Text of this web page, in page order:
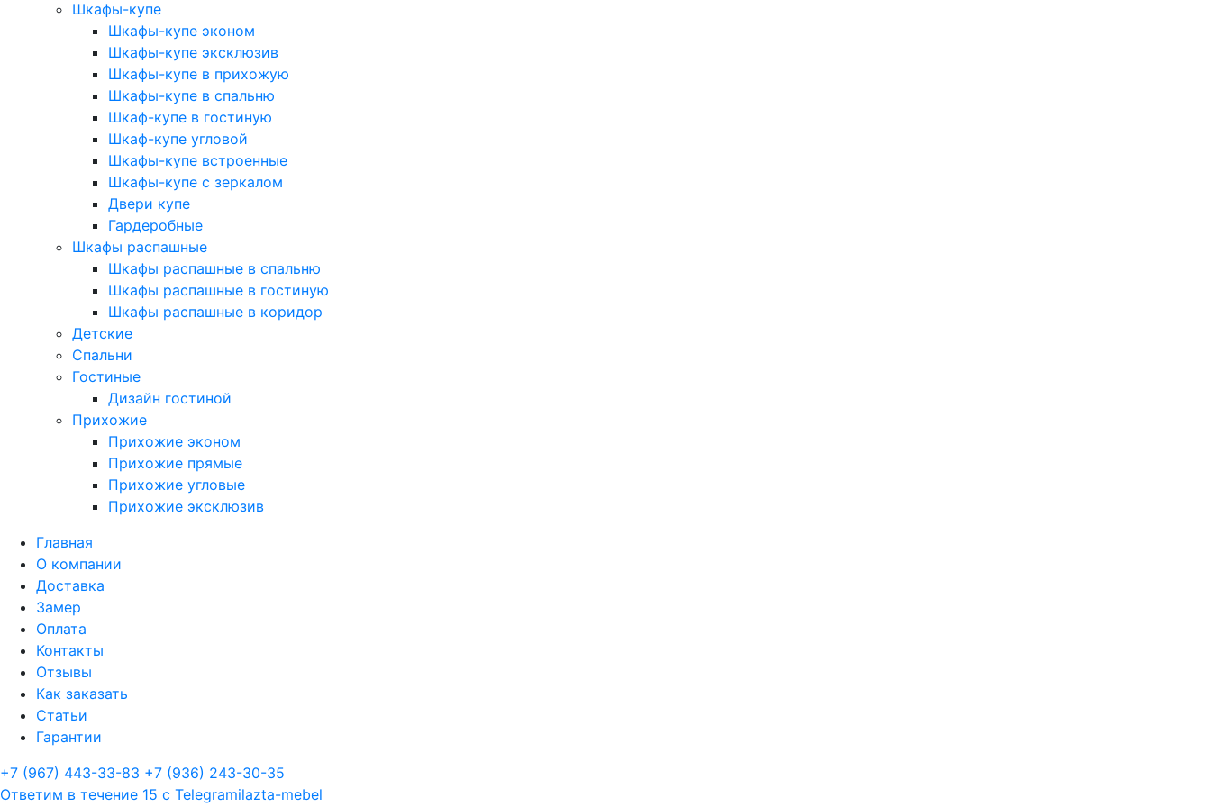
Шкафы-купе
Шкафы-купе эконом
Шкафы-купе эксклюзив
Шкафы-купе в прихожую
Шкафы-купе в спальню
Шкаф-купе в гостиную
Шкаф-купе угловой
Шкафы-купе встроенные
Шкафы-купе с зеркалом
Двери купе
Гардеробные
Шкафы распашные
Шкафы распашные в спальню
Шкафы распашные в гостиную
Шкафы распашные в коридор
Детские
Спальни
Гостиные
Дизайн гостиной
Прихожие
Прихожие эконом
Прихожие прямые
Прихожие угловые
Прихожие эксклюзив
Главная
О компании
Доставка
Замер
Оплата
Контакты
Отзывы
Как заказать
Статьи
Гарантии
+7 (967) 443-33-83 +7 (936) 243-30-35
Ответим в течение 15 с Telegramilazta-mebel